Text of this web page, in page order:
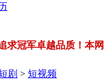
求冠军卓越品质！本
剧 > 短视频